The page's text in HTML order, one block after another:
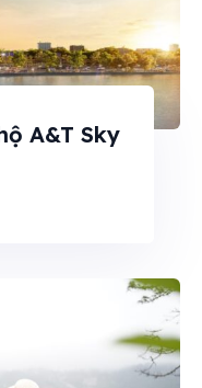
A&T Sky